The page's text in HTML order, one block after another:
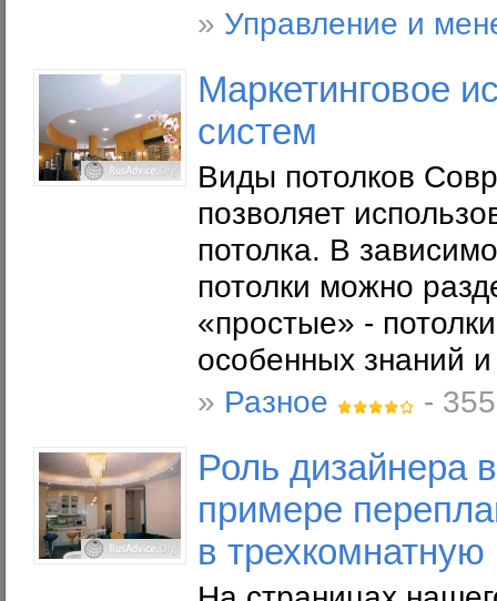
» Управление и
Маркетинговое
систем
Виды потолков
позволяет
потолка. В
потолки можно
«простые» -
особенных знаний
» Разное -
Роль дизайнера
примере
в трехкомнатную